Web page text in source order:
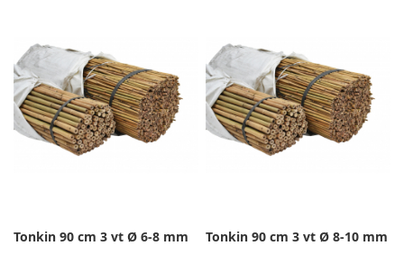
Tonkin 90 cm 3 vt Ø 6-8 mm Tonkin 90 cm 3 vt Ø 8-10 mm